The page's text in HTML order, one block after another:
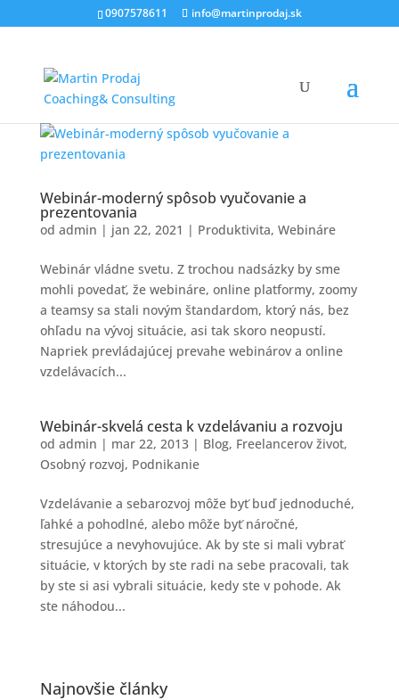
0907578611 info@martinprodaj.sk
Webinár-moderný spôsob vyučovanie a
prezentovania
od admin | jan 22, 2021 | Produktivita, Webináre
Webinár vládne svetu. Z trochou nadsázky by sme
mohli povedať, že webináre, online platformy, zoomy
a teamsy sa stali novým štandardom, ktorý nás, bez
ohľadu na vývoj situácie, asi tak skoro neopustí.
Napriek prevládajúcej prevahe webinárov a online
vzdelávacích...
Webinár-skvelá cesta k vzdelávaniu a rozvoju
od admin | mar 22, 2013| Blog, Freelancerov život,
Osobný rozvoj, Podnikanie
Vzdelávanie a sebarozvoj môže byť buď jednoduché,
ľahké a pohodlné, alebo môže byť náročné,
stresujúce a nevyhovujúce. Ak by ste si mali vybrať
situácie, v ktorých by ste radi na sebe pracovali, tak
by ste si asi vybrali situácie, kedy ste v pohode. Ak
ste náhodou...
Najnovšie články